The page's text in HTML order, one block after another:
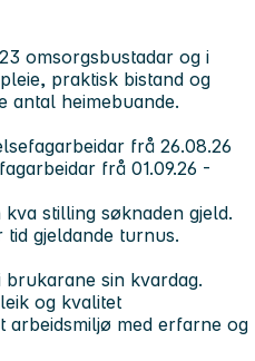
omsorgsbustadar og i
praktisk bistand og
antal heimebuande.
frå 26.08.26
frå 01.09.26 -
stilling søknaden gjeld.
gjeldande turnus.
sin kvardag.
og kvalitet
arbeidsmiljø med erfarne og